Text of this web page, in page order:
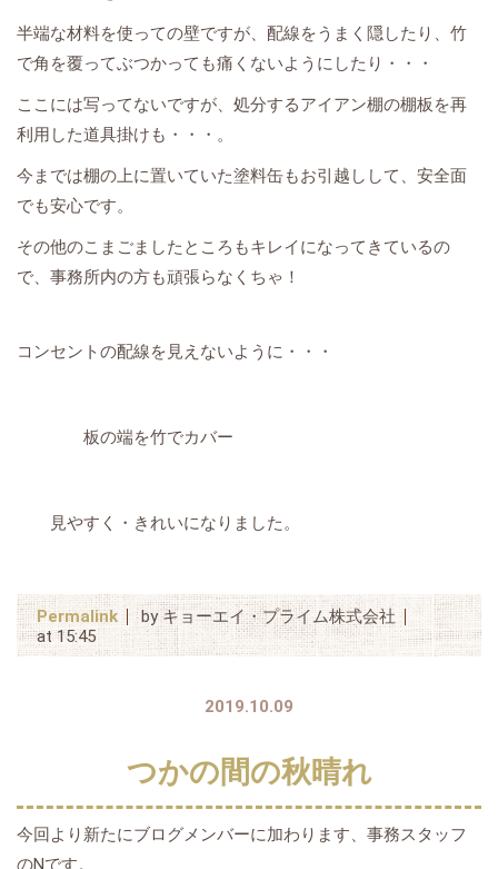
半端な材料を使っての壁ですが、配線をうまく隠したり、竹
で角を覆ってぶつかっても痛くないようにしたり・・・
ここには写ってないですが、処分するアイアン棚の棚板を再
利用した道具掛けも・・・。
今までは棚の上に置いていた塗料缶もお引越しして、安全面
でも安心です。
その他のこまごましたところもキレイになってきているの
で、事務所内の方も頑張らなくちゃ！
コンセントの配線を見えないように・・・
板の端を竹でカバー
見やすく・きれいになりました。
Permalink
by キョーエイ・プライム株式会社
at 15:45
2019.10.09
つかの間の秋晴れ
今回より新たにブログメンバーに加わります、事務スタッフ
のNです。